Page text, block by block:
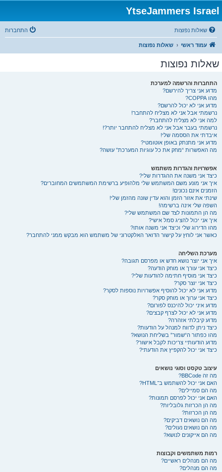
YtseJammers Israel
שאלות נפוצות התחברות
עמוד ראשי שאלות נפוצות
שאלות נפוצות
התחברות והרשמה למערכת
מדוע אני צריך להירשם?
מהו COPPA?
מדוע אני לא יכול להרשם?
נרשמתי אבל אני לא מצליח להתחבר!
למה אני לא מצליח להתחבר?
נרשמתי בעבר אבל אני לא מצליח להתחבר יותר?!
איבדתי את הססמה שלי!
מדוע אני מתנתק באופן אוטומטי?
מה האפשרות “מחק את כל עוגיות המערכת” עושה?
אפשרויות והגדרות משתמש
כיצד אני משנה את ההגדרות שלי?
איך אני מונע משם המשתמש שלי מלהופיע ברשימת המשתמשים המחוברים?
הזמנים אינם נכונים!
שינתי את אזור הזמן והוא עדין שונה מהזמן שלי!
השפה שלי אינה ברשימה!
מה הן התמונות לצד שם המשתמש שלי?
איך אני יכול להציג סמל אישי?
מהו הדירוג שלי וכיצד אני משנה אותו?
כאשר אני לוחץ על קישור הדואר האלקטרוני של משתמש הוא מבקש ממני להתחבר?
מערכת השליחה
איך אני יוצר נושא חדש או מפרסם תגובה?
כיצד אני עורך או מוחק הודעה?
כיצד אני מוסיף חתימה להודעות שלי?
כיצד אני יוצר סקר?
מדוע אני לא יכול להוסיף אפשרויות נוספות לסקר?
כיצד אני ערוך או מוחק סקר?
מדוע איני יכול להיכנס לפורום?
מדוע אני לא יכול לצרף קבצים?
מדוע קיבלתי אזהרה?
כיצד ניתן לדווח למנהל על הודעות?
מהו כפתור ה“שמור” בשליחת הנושא?
מדוע הודעותיי צריכות לקבל אישור?
כיצד אני יכול להקפיץ את הודעתי?
עיצוב טקסט וסוגי נושאים
מה זה BBCode?
האם אני יכול להשתמש ב־HTML?
מה הם סמיילים?
האם אני יכול לפרסם תמונות?
מה הן הכרזות גלובליות?
מה הן הכרזות?
מה הם נושאים דביקים?
מה הם נושאים נעולים?
מה הם אייקונים לנושא?
רמות משתמשים וקבוצות
מה הם מנהלים ראשיים?
מה הם מנהלים?